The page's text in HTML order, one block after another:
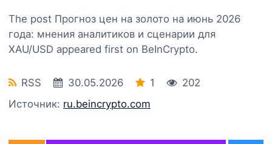
The post Прогноз цен на золото на июнь 2026
года: мнения аналитиков и сценарии для
XAU/USD appeared first on BeInCrypto.
RSS 30.05.2026 1
202
Источник: ru.beincrypto.com